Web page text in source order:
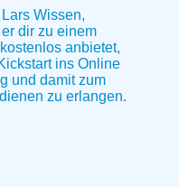
Wissen,
dir zu einem
anbietet,
ins Online
und damit zum
zu erlangen.